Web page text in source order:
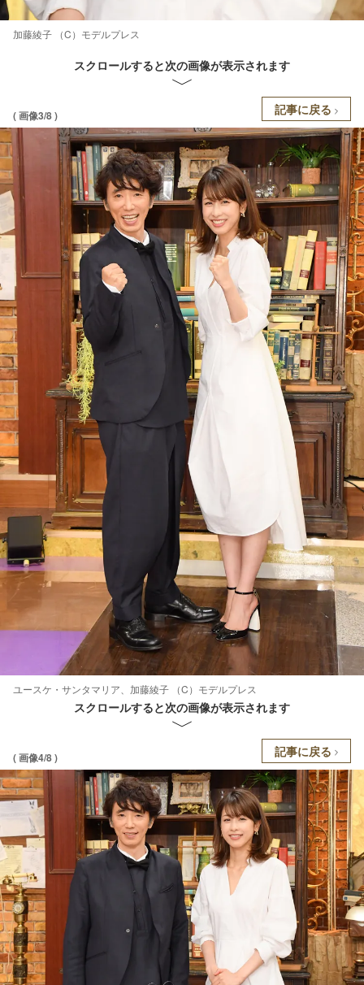
加藤綾子 （C）モデルプレス
スクロールすると次の画像が表示されます
( 画像3/8 ) 記事に戻る
ユースケ・サンタマリア、加藤綾子 （C）モデルプレス
スクロールすると次の画像が表示されます
( 画像4/8 ) 記事に戻る